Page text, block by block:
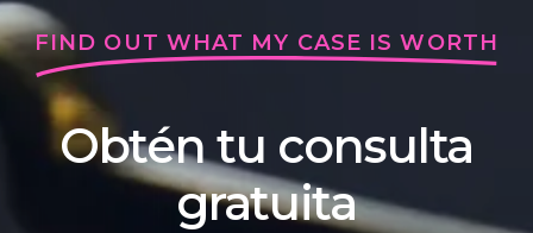
FIND OUT WHAT MY CASE IS WORTH
Obtén tu consulta
gratuita